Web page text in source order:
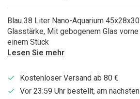
Blau 38 Liter Nano-Aquarium
Glasstärke, Mit gebogenem Glas
einem Stück
Lesen Sie mehr
Kostenloser Versand ab 80 €
Vor 23:59 Uhr bestellt, am